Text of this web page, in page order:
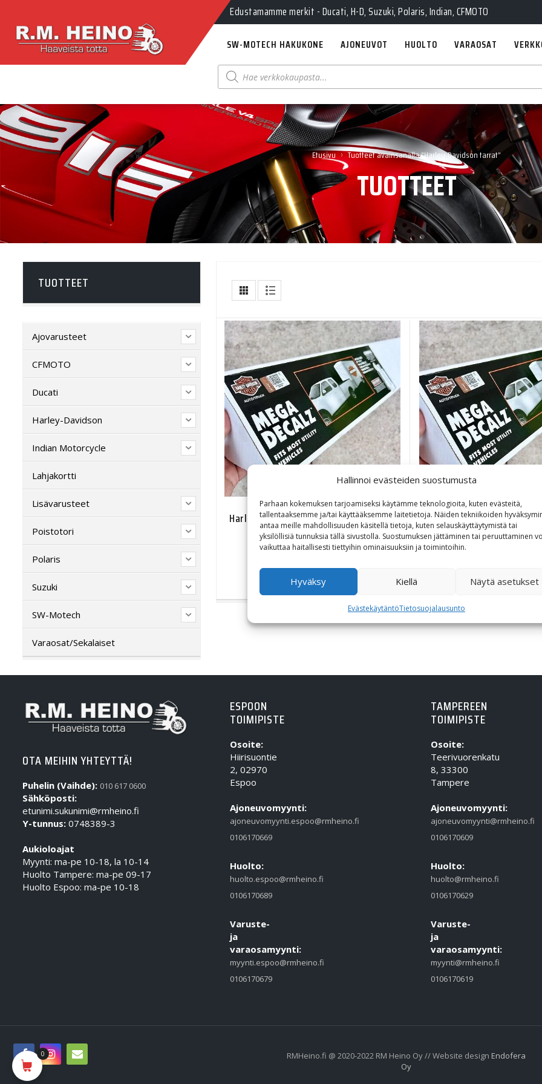
Hallinnoi evästeiden suostumusta
Parhaan kokemuksen tarjoamiseksi käytämme teknologioita, kuten evästeitä,
tallentaaksemme ja/tai käyttääksemme laitetietoja. Näiden tekniikoiden
antaa meille mahdollisuuden käsitellä tietoja, kuten selauskäyttäytymistä tai
yksilöllisiä tunnuksia tällä sivustolla. Suostumuksen jättäminen tai peruuttaminen
vaikuttaa haitallisesti tiettyihin ominaisuuksiin ja toimintoihin.
Hyväksy Kiellä Näytä asetukset
EvästekäytäntöTietosuojalausunto
Edustamamme merkit - Ducati, H-D, Suzuki, Polaris, Indian, CFMOTO
SW-MOTECH HAKUKONE AJONEUVOT HUOLTO VARAOSAT
Products
search
Etusivu › Tuotteet avainsanalla “Harley-Davidson tarrat”
TUOTTEET
Harley-Davidson Decal Bar & Shield XXL
grey/black
80,00€
Harley-Davidson® Decal,
Shield Logo, X-Large 29 x 37
TUOTTEET
Ajovarusteet
CFMOTO
Ducati
Harley-Davidson
Indian Motorcycle
Lahjakortti
Lisävarusteet
Poistotori
Polaris
Suzuki
SW-Motech
Varaosat/Sekalaiset
OTA MEIHIN YHTEYTTÄ!
Puhelin (Vaihde): 010 617 0600
Sähköposti:
etunimi.sukunimi@rmheino.fi
Y-tunnus: 0748389-3
Aukioloajat
Myynti: ma-pe 10-18, la 10-14
Huolto Tampere: ma-pe 09-17
Huolto Espoo: ma-pe 10-18
ESPOON
TOIMIPISTE
Osoite:
Hiirisuontie
2, 02970
Espoo
Ajoneuvomyynti:
ajoneuvomyynti.espoo@rmheino.fi
0106170669
Huolto:
huolto.espoo@rmheino.fi
0106170689
Varuste-
ja
varaosamyynti:
myynti.espoo@rmheino.fi
0106170679
TAMPEREEN
TOIMIPISTE
Osoite:
Teerivuorenkatu
8, 33300
Tampere
Ajoneuvomyynti:
ajoneuvomyynti@rmheino.fi
0106170609
Huolto:
huolto@rmheino.fi
0106170629
Varuste-
ja
varaosamyynti:
myynti@rmheino.fi
0106170619
RMHeino.fi @ 2020-2022 RM Heino Oy // Website design Endofera
Oy
0